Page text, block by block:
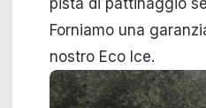
pista di pattinaggio
Forniamo una
nostro Eco Ice.